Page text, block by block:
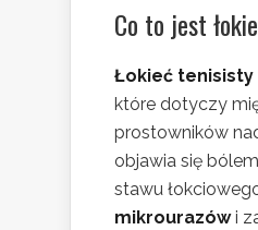
Co to jest
Łokieć tenisisty
które dotyczy
prostowników
objawia się
stawu
mikrourazówi